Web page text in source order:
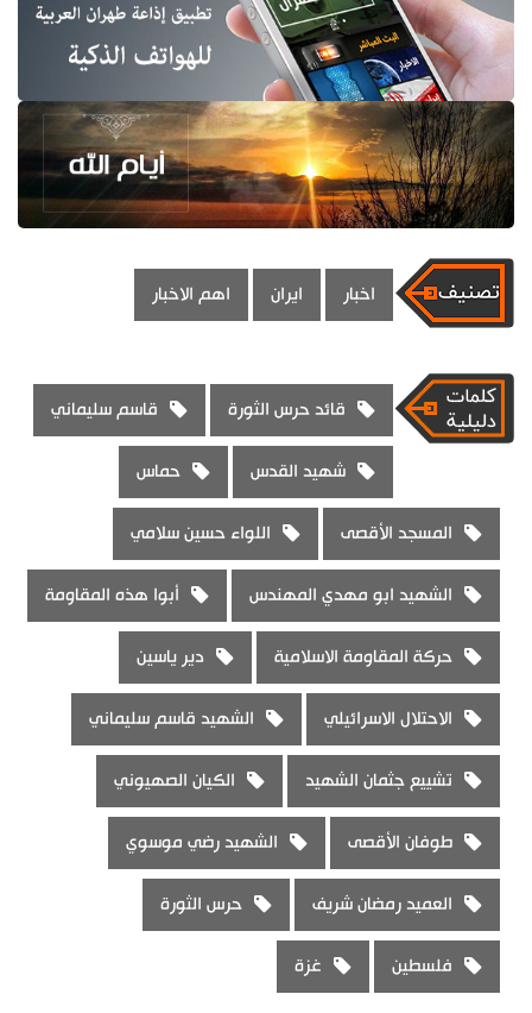
اخبار ايران اهم الاخبار
قائد حرس الثورة قاسم سليماني
شهيد القدس حماس
المسجد الأقصى اللواء حسين سلامي
الشهيد ابو مهدي المهندس أبوا هذه المقاومة
حركة المقاومة الاسلامية دير ياسين
الاحتلال الاسرائيلي الشهيد قاسم سليماني
تشييع جثمان الشهيد الكيان الصهيوني
طوفان الأقصى الشهيد رضي موسوي
العميد رمضان شريف حرس الثورة
فلسطين غزة